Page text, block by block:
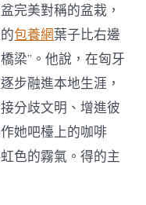
完美對稱的盆栽，
包養網葉子比右邊
梁”。他說，在匈牙
步融進本地生涯，
分歧文明、增進彼
她吧檯上的咖啡
色的霧氣。得的主